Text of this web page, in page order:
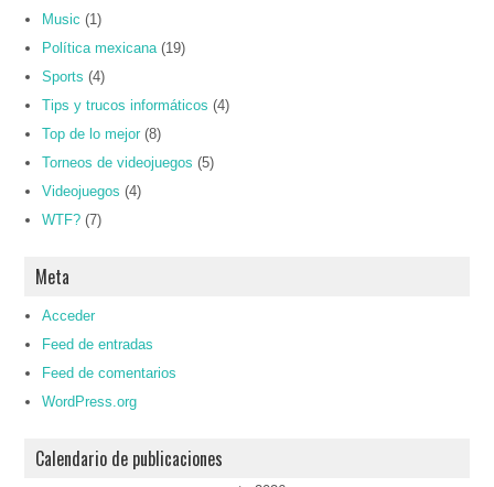
Music (1)
Política mexicana (19)
Sports (4)
Tips y trucos informáticos (4)
Top de lo mejor (8)
Torneos de videojuegos (5)
Videojuegos (4)
WTF? (7)
Meta
Acceder
Feed de entradas
Feed de comentarios
WordPress.org
Calendario de publicaciones